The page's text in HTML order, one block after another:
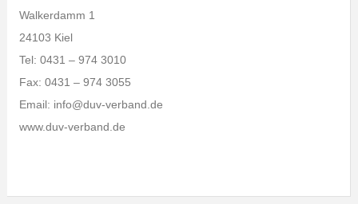
Walkerdamm 1
24103 Kiel
Tel: 0431 – 974 3010
Fax: 0431 – 974 3055
Email: info@duv-verband.de
www.duv-verband.de